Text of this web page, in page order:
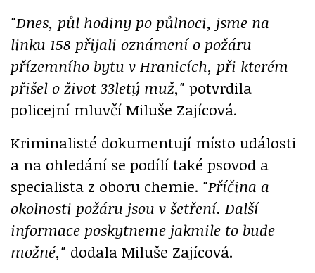
"Dnes, půl hodiny po půlnoci, jsme na
linku 158 přijali oznámení o požáru
přízemního bytu v Hranicích, při kterém
přišel o život 33letý muž," potvrdila
policejní mluvčí Miluše Zajícová.
Kriminalisté dokumentují místo události
a na ohledání se podílí také psovod a
specialista z oboru chemie. "Příčina a
okolnosti požáru jsou v šetření. Další
informace poskytneme jakmile to bude
možné," dodala Miluše Zajícová.